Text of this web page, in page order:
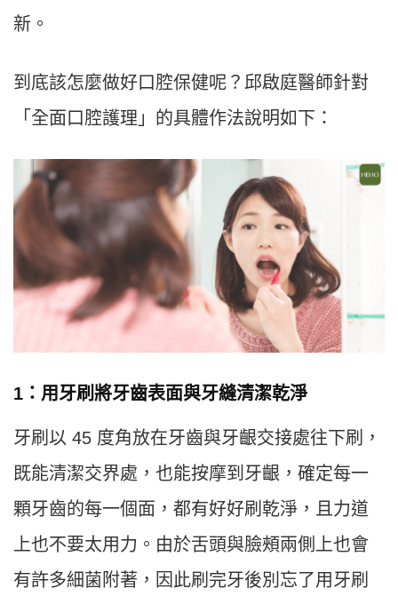
新。
到底該怎麼做好口腔保健呢？邱啟庭醫師針對
「全面口腔護理」的具體作法說明如下：
1：用牙刷將牙齒表面與牙縫清潔乾淨
牙刷以 45 度角放在牙齒與牙齦交接處往下刷，
既能清潔交界處，也能按摩到牙齦，確定每一
顆牙齒的每一個面，都有好好刷乾淨，且力道
上也不要太用力。由於舌頭與臉頰兩側上也會
有許多細菌附著，因此刷完牙後別忘了用牙刷